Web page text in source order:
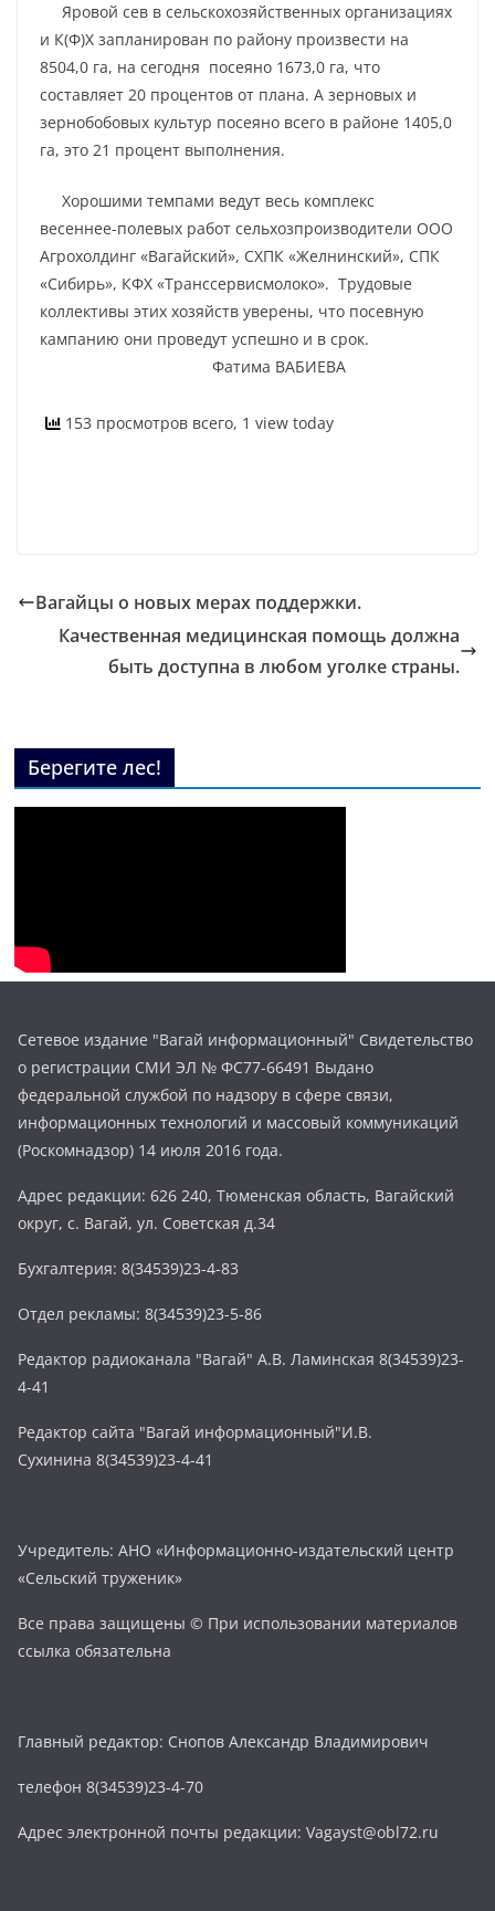
Яровой сев в сельскохозяйственных организациях
и К(Ф)Х запланирован по району произвести на
8504,0 га, на сегодня посеяно 1673,0 га, что
составляет 20 процентов от плана. А зерновых и
зернобобовых культур посеяно всего в районе 1405,0
га, это 21 процент выполнения.
Хорошими темпами ведут весь комплекс
весеннее-полевых работ сельхозпроизводители ООО
Агрохолдинг «Вагайский», СХПК «Желнинский», СПК
«Сибирь», КФХ «Транссервисмолоко». Трудовые
коллективы этих хозяйств уверены, что посевную
кампанию они проведут успешно и в срок.
Фатима ВАБИЕВА
153 просмотров всего, 1 view today
Вагайцы о новых мерах поддержки.
Качественная медицинская помощь должна
быть доступна в любом уголке страны.
Берегите лес!
Сетевое издание "Вагай информационный" Свидетельство
о регистрации СМИ ЭЛ № ФС77-66491 Выдано
федеральной службой по надзору в сфере связи,
информационных технологий и массовый коммуникаций
(Роскомнадзор) 14 июля 2016 года.
Адрес редакции: 626 240, Тюменская область, Вагайский
округ, с. Вагай, ул. Советская д.34
Бухгалтерия: 8(34539)23-4-83
Отдел рекламы: 8(34539)23-5-86
Редактор радиоканала "Вагай" А.В. Ламинская 8(34539)23-
4-41
Редактор сайта "Вагай информационный"И.В.
Сухинина 8(34539)23-4-41
Учредитель: АНО «Информационно-издательский центр
«Сельский труженик»
Все права защищены © При использовании материалов
ссылка обязательна
Главный редактор: Снопов Александр Владимирович
телефон 8(34539)23-4-70
Адрес электронной почты редакции: Vagayst@obl72.ru